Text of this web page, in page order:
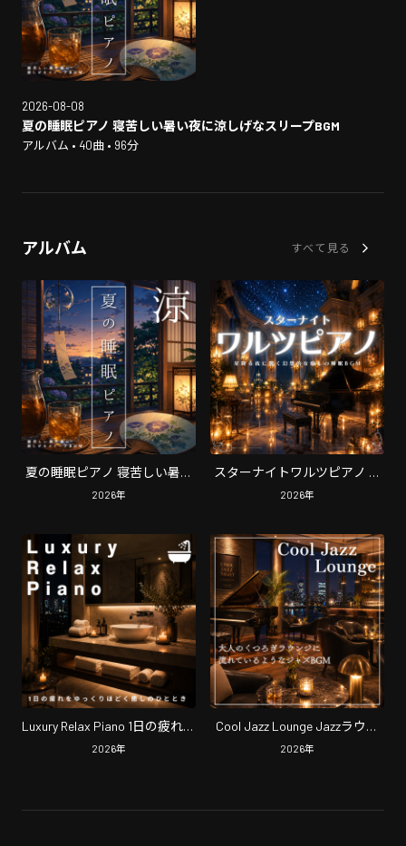
2026-08-08
夏の睡眠ピアノ 寝苦しい暑い夜に涼しげなスリープBGM
アルバム • 40曲 • 96分
アルバム すべて見る
夏の睡眠ピアノ 寝苦しい暑い
夜に涼しげなスリープBGM
2026年
スターナイトワルツピアノ 星
降る夜に響く幻想的な癒しの
2026年
Luxury Relax Piano 1日の疲れを
ゆっくり解く癒しのひととき
2026年
Cool Jazz Lounge Jazzラウン
ジで流れているような大人の
2026年